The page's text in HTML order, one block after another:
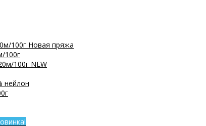
100г Новая пряжа
100г
100г NEW
нейлон